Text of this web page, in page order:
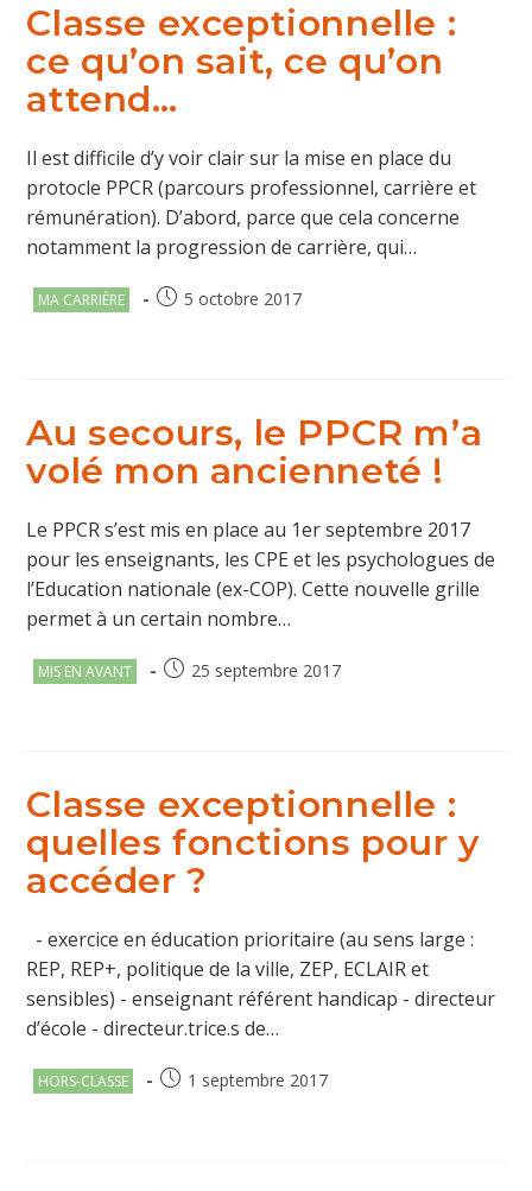
Classe exceptionnelle :
ce qu’on sait, ce qu’on
attend…
Il est difficile d’y voir clair sur la mise en place du
protocle PPCR (parcours professionnel, carrière et
rémunération). D’abord, parce que cela concerne
notamment la progression de carrière, qui…
Post
MA CARRIÈRE
Publication
5 octobre 2017
Au secours, le PPCR m’a
volé mon ancienneté !
Le PPCR s’est mis en place au 1er septembre 2017
pour les enseignants, les CPE et les psychologues de
l’Education nationale (ex-COP). Cette nouvelle grille
permet à un certain nombre…
Post
MIS EN AVANT
Publication
25 septembre 2017
Classe exceptionnelle :
quelles fonctions pour y
accéder ?
- exercice en éducation prioritaire (au sens large :
REP, REP+, politique de la ville, ZEP, ECLAIR et
sensibles) - enseignant référent handicap - directeur
d’école - directeur.trice.s de…
Post
HORS-CLASSE
Publication
1 septembre 2017